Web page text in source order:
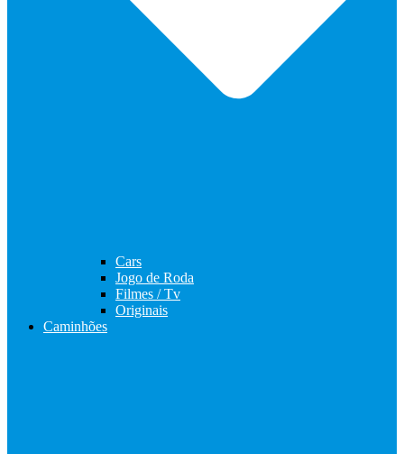
Cars
Jogo de Roda
Filmes / Tv
Originais
Caminhões